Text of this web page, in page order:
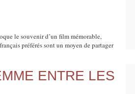
le souvenir d’un film mémorable,
préférés sont un moyen de partager
ENTRE LES